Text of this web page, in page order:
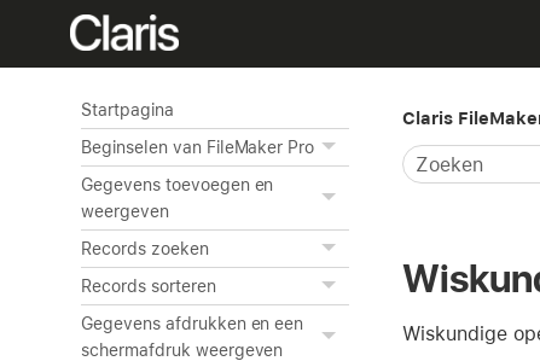
Startpagina
Beginselen van FileMaker Pro
Gegevens toevoegen en
weergeven
Records zoeken
Records sorteren
Gegevens afdrukken en een
schermafdruk weergeven
Claris
Wiskundige